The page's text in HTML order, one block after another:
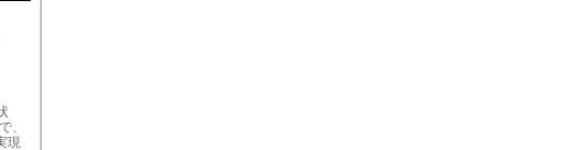
、
現